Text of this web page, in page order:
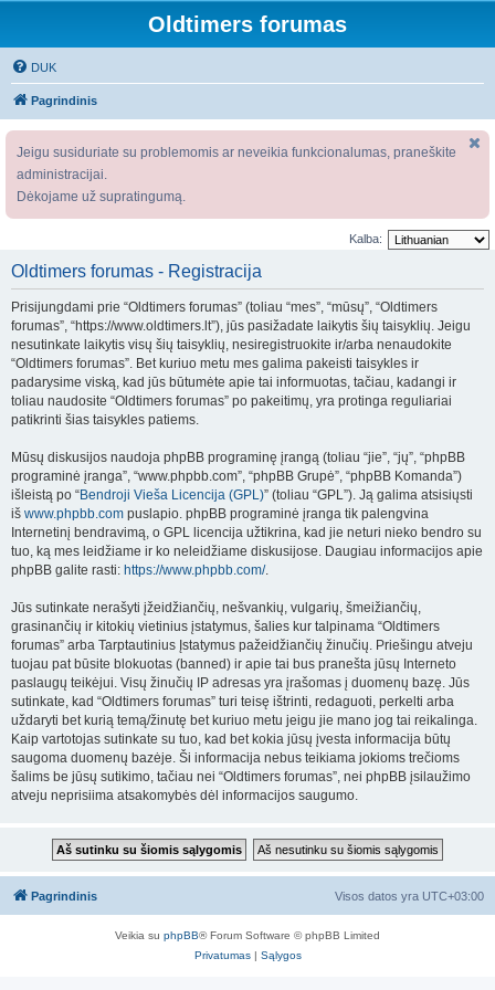
Oldtimers forumas
DUK
Pagrindinis
Jeigu susiduriate su problemomis ar neveikia funkcionalumas, praneškite
administracijai.
Dėkojame už supratingumą.
Kalba:
Oldtimers forumas - Registracija
Prisijungdami prie “Oldtimers forumas” (toliau “mes”, “mūsų”, “Oldtimers
forumas”, “https://www.oldtimers.lt”), jūs pasižadate laikytis šių taisyklių. Jeigu
nesutinkate laikytis visų šių taisyklių, nesiregistruokite ir/arba nenaudokite
“Oldtimers forumas”. Bet kuriuo metu mes galima pakeisti taisykles ir
padarysime viską, kad jūs būtumėte apie tai informuotas, tačiau, kadangi ir
toliau naudosite “Oldtimers forumas” po pakeitimų, yra protinga reguliariai
patikrinti šias taisykles patiems.
Mūsų diskusijos naudoja phpBB programinę įrangą (toliau “jie”, “jų”, “phpBB
programinė įranga”, “www.phpbb.com”, “phpBB Grupė”, “phpBB Komanda”)
išleistą po “Bendroji Vieša Licencija (GPL)” (toliau “GPL”). Ją galima atsisiųsti
iš www.phpbb.com puslapio. phpBB programinė įranga tik palengvina
Internetinį bendravimą, o GPL licencija užtikrina, kad jie neturi nieko bendro su
tuo, ką mes leidžiame ir ko neleidžiame diskusijose. Daugiau informacijos apie
phpBB galite rasti: https://www.phpbb.com/.
Jūs sutinkate nerašyti įžeidžiančių, nešvankių, vulgarių, šmeižiančių,
grasinančių ir kitokių vietinius įstatymus, šalies kur talpinama “Oldtimers
forumas” arba Tarptautinius Įstatymus pažeidžiančių žinučių. Priešingu atveju
tuojau pat būsite blokuotas (banned) ir apie tai bus pranešta jūsų Interneto
paslaugų teikėjui. Visų žinučių IP adresas yra įrašomas į duomenų bazę. Jūs
sutinkate, kad “Oldtimers forumas” turi teisę ištrinti, redaguoti, perkelti arba
uždaryti bet kurią temą/žinutę bet kuriuo metu jeigu jie mano jog tai reikalinga.
Kaip vartotojas sutinkate su tuo, kad bet kokia jūsų įvesta informacija būtų
saugoma duomenų bazėje. Ši informacija nebus teikiama jokioms trečioms
šalims be jūsų sutikimo, tačiau nei “Oldtimers forumas”, nei phpBB įsilaužimo
atveju neprisiima atsakomybės dėl informacijos saugumo.
Pagrindinis Visos datos yra UTC+03:00
Veikia su phpBB® Forum Software © phpBB Limited
Privatumas| Sąlygos